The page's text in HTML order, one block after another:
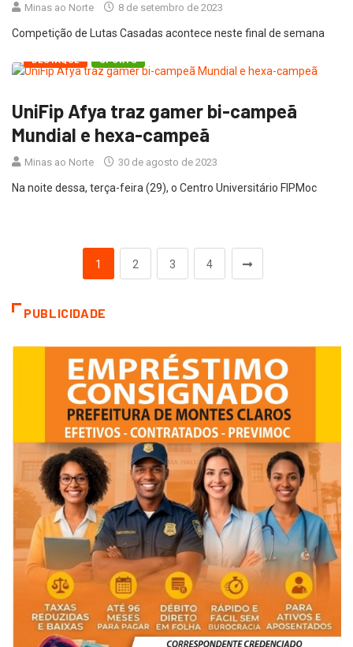
Minas ao Norte 8 de setembro de 2023
Competição de Lutas Casadas acontece neste final de semana
DESTAQUE SPORTS
UniFip Afya traz gamer bi-campeã
Mundial e hexa-campeã
Minas ao Norte 30 de agosto de 2023
Na noite dessa, terça-feira (29), o Centro Universitário FIPMoc
1 2 3 4
PUBLICIDADE